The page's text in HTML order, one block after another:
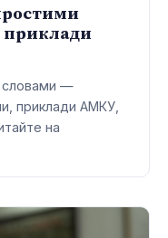
приклади
словами —
приклади АМКУ,
на